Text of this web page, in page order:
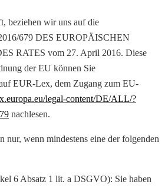
beziehen wir uns auf die
679 DES EUROPÄISCHEN
RATES vom 27. April 2016. Diese
der EU können Sie
EUR-Lex, dem Zugang zum EU-
legal-content/DE/ALL/?
nachlesen.
nur, wenn mindestens eine der folgenden
6 Absatz 1 lit. a DSGVO): Sie haben